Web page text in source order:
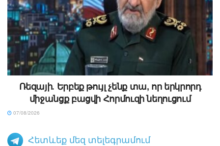
Ռեզայի․ Երբեք թույլ չենք տա, որ երկրորդ
միջանցք բացվի Հորմուզի նեղուցում
07/08/2026
Հետևեք մեզ տելեգրամում